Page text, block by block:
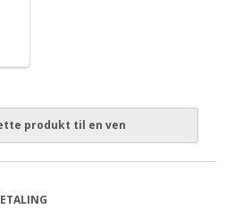
produkt til en ven